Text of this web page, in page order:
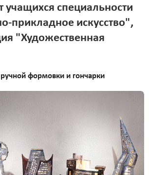
учащихся специальности
прикладное искусство",
"Художественная
формовки и гончарки